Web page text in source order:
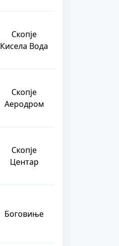
Скопје
Кисела Вода
Скопје
Аеродром
Скопје
Центар
Боговиње